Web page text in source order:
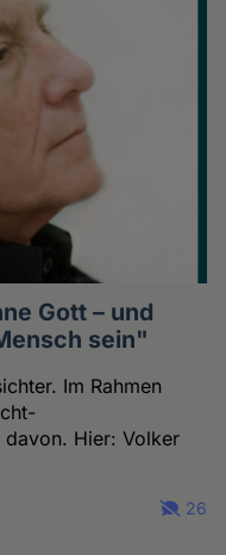
Gott – und
sein"
Im Rahmen
davon. Hier: Volker
26